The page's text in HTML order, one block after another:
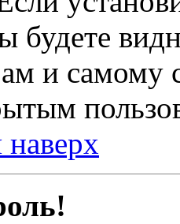
будете
и самому
наверх